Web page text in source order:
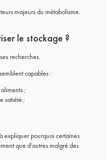
majeurs du métabolisme.
le stockage ?
recherches.
capables :
;
satiété ;
expliquer pourquoi certaines
que d’autres malgré des